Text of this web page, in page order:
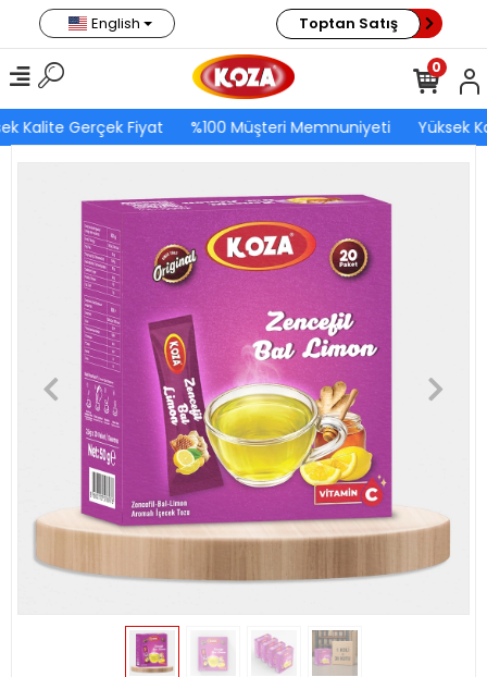
Kalite Gerçek Fiyat %100 Müşteri Memnuniyeti Yüksek
English Toptan Satış
0